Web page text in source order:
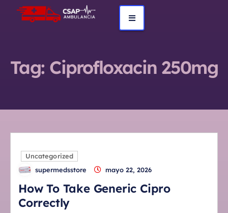
Tag: Ciprofloxacin 250mg
Uncategorized
supermedsstore
mayo 22, 2026
How To Take Generic Cipro
Correctly